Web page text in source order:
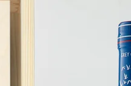
Namen, deinem Foto